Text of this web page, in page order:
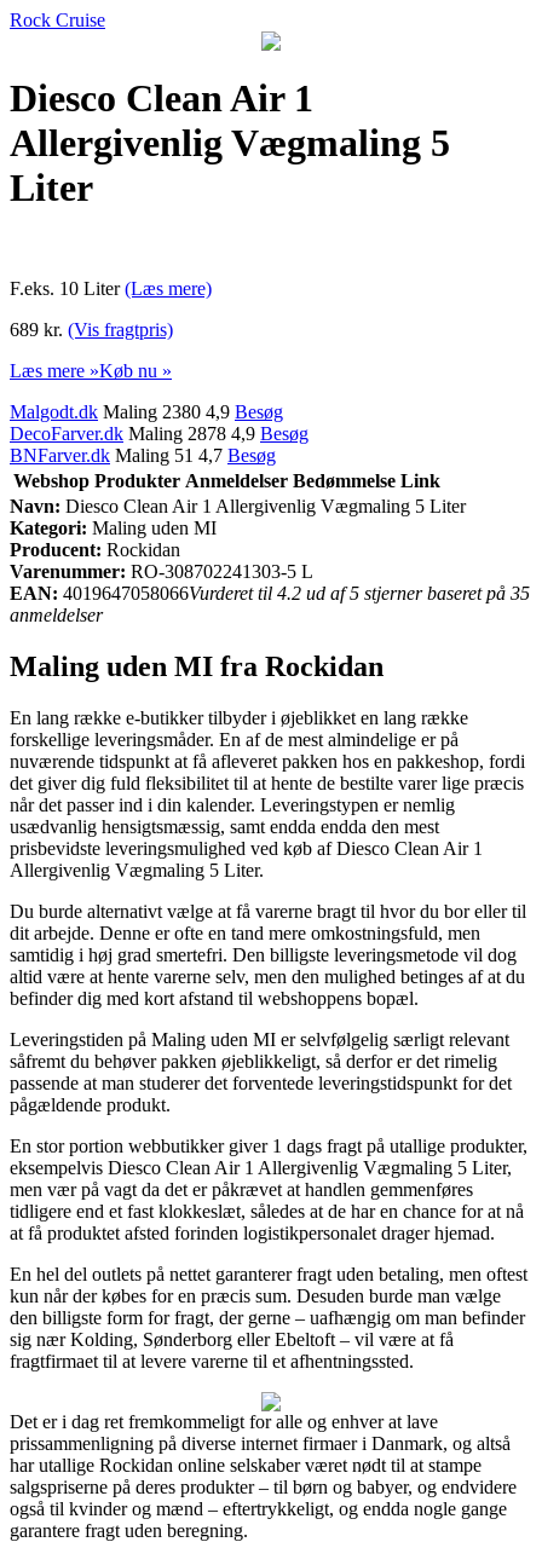
Rock Cruise
Diesco Clean Air 1
Allergivenlig Vægmaling 5
Liter
F.eks. 10 Liter(Læs mere)
689 kr. (Vis fragtpris)
Læs mere »Køb nu »
Malgodt.dk Maling 2380 4,9 Besøg
DecoFarver.dk Maling 2878 4,9 Besøg
BNFarver.dk Maling 51 4,7 Besøg
Webshop Produkter Anmeldelser Bedømmelse Link
Navn: Diesco Clean Air 1 Allergivenlig Vægmaling 5 Liter
Kategori: Maling uden MI
Producent: Rockidan
Varenummer: RO-308702241303-5 L
EAN: 4019647058066Vurderet til 4.2 ud af 5 stjerner baseret på 35
anmeldelser
Maling uden MI fra Rockidan
En lang række e-butikker tilbyder i øjeblikket en lang række
forskellige leveringsmåder. En af de mest almindelige er på
nuværende tidspunkt at få afleveret pakken hos en pakkeshop, fordi
det giver dig fuld fleksibilitet til at hente de bestilte varer lige præcis
når det passer ind i din kalender. Leveringstypen er nemlig
usædvanlig hensigtsmæssig, samt endda endda den mest
prisbevidste leveringsmulighed ved køb af Diesco Clean Air 1
Allergivenlig Vægmaling 5 Liter.
Du burde alternativt vælge at få varerne bragt til hvor du bor eller til
dit arbejde. Denne er ofte en tand mere omkostningsfuld, men
samtidig i høj grad smertefri. Den billigste leveringsmetode vil dog
altid være at hente varerne selv, men den mulighed betinges af at du
befinder dig med kort afstand til webshoppens bopæl.
Leveringstiden på Maling uden MI er selvfølgelig særligt relevant
såfremt du behøver pakken øjeblikkeligt, så derfor er det rimelig
passende at man studerer det forventede leveringstidspunkt for det
pågældende produkt.
En stor portion webbutikker giver 1 dags fragt på utallige produkter,
eksempelvis Diesco Clean Air 1 Allergivenlig Vægmaling 5 Liter,
men vær på vagt da det er påkrævet at handlen gemmenføres
tidligere end et fast klokkeslæt, således at de har en chance for at nå
at få produktet afsted forinden logistikpersonalet drager hjemad.
En hel del outlets på nettet garanterer fragt uden betaling, men oftest
kun når der købes for en præcis sum. Desuden burde man vælge
den billigste form for fragt, der gerne – uafhængig om man befinder
sig nær Kolding, Sønderborg eller Ebeltoft – vil være at få
fragtfirmaet til at levere varerne til et afhentningssted.
Det er i dag ret fremkommeligt for alle og enhver at lave
prissammenligning på diverse internet firmaer i Danmark, og altså
har utallige Rockidan online selskaber været nødt til at stampe
salgspriserne på deres produkter – til børn og babyer, og endvidere
også til kvinder og mænd – eftertrykkeligt, og endda nogle gange
garantere fragt uden beregning.